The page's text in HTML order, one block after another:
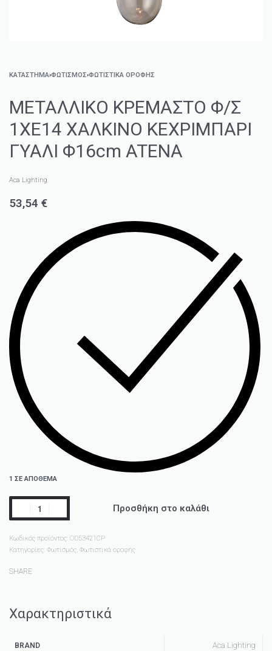
ΚΑΤΑΣΤΗΜΑ›ΦΩΤΙΣΜΌΣ›ΦΩΤΙΣΤΙΚΆ ΟΡΟΦΉΣ
ΜΕΤΑΛΛΙΚΟ ΚΡΕΜΑΣΤΟ Φ/Σ
1ΧΕ14 ΧΑΛΚΙΝΟ ΚΕΧΡΙΜΠΑΡΙ
ΓΥΑΛΙ Φ16cm ATENA
Aca Lighting
53,54 €
1 ΣΕ ΑΠΌΘΕΜΑ
Προσθήκη στο καλάθι
Κωδικός προϊόντος: OD53421CP
Κατηγορίες: Φωτισμός, Φωτιστικά οροφής
SHARE
Χαρακτηριστικά
BRAND Aca Lighting